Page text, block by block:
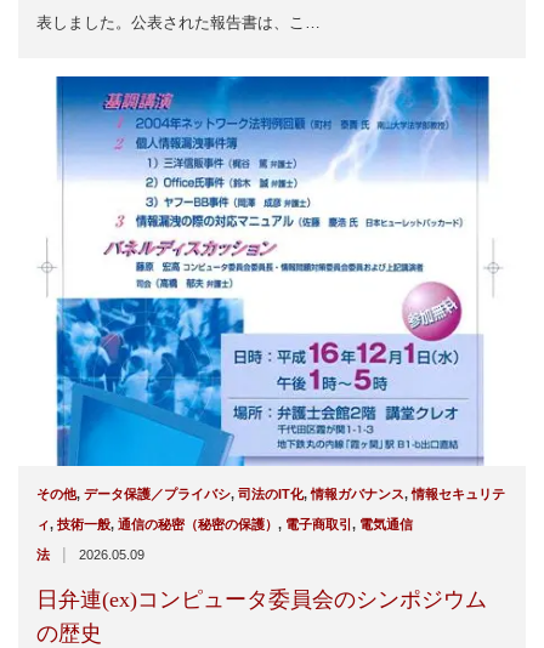
表しました。公表された報告書は、こ…
その他, データ保護／プライバシ, 司法のIT化,情報ガバナンス,情報セキュリテ
ィ, 技術一般, 通信の秘密（秘密の保護） , 電子商取引 , 電気通信
法 | 2026.05.09
日弁連(ex)コンピュータ委員会のシンポジウム
の歴史